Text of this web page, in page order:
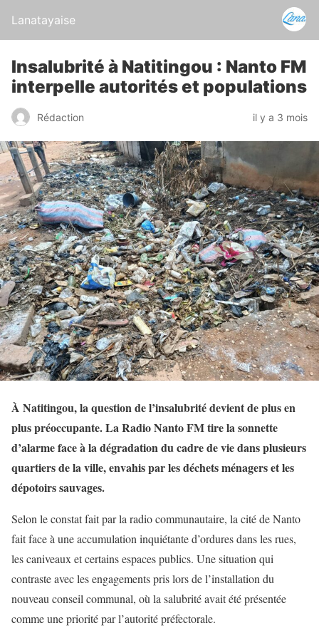
Lanatayaise
Insalubrité à Natitingou : Nanto FM
interpelle autorités et populations
Rédaction il y a 3 mois
À Natitingou, la question de l’insalubrité devient de plus en
plus préoccupante. La Radio Nanto FM tire la sonnette
d’alarme face à la dégradation du cadre de vie dans plusieurs
quartiers de la ville, envahis par les déchets ménagers et les
dépotoirs sauvages.
Selon le constat fait par la radio communautaire, la cité de Nanto
fait face à une accumulation inquiétante d’ordures dans les rues,
les caniveaux et certains espaces publics. Une situation qui
contraste avec les engagements pris lors de l’installation du
nouveau conseil communal, où la salubrité avait été présentée
comme une priorité par l’autorité préfectorale.